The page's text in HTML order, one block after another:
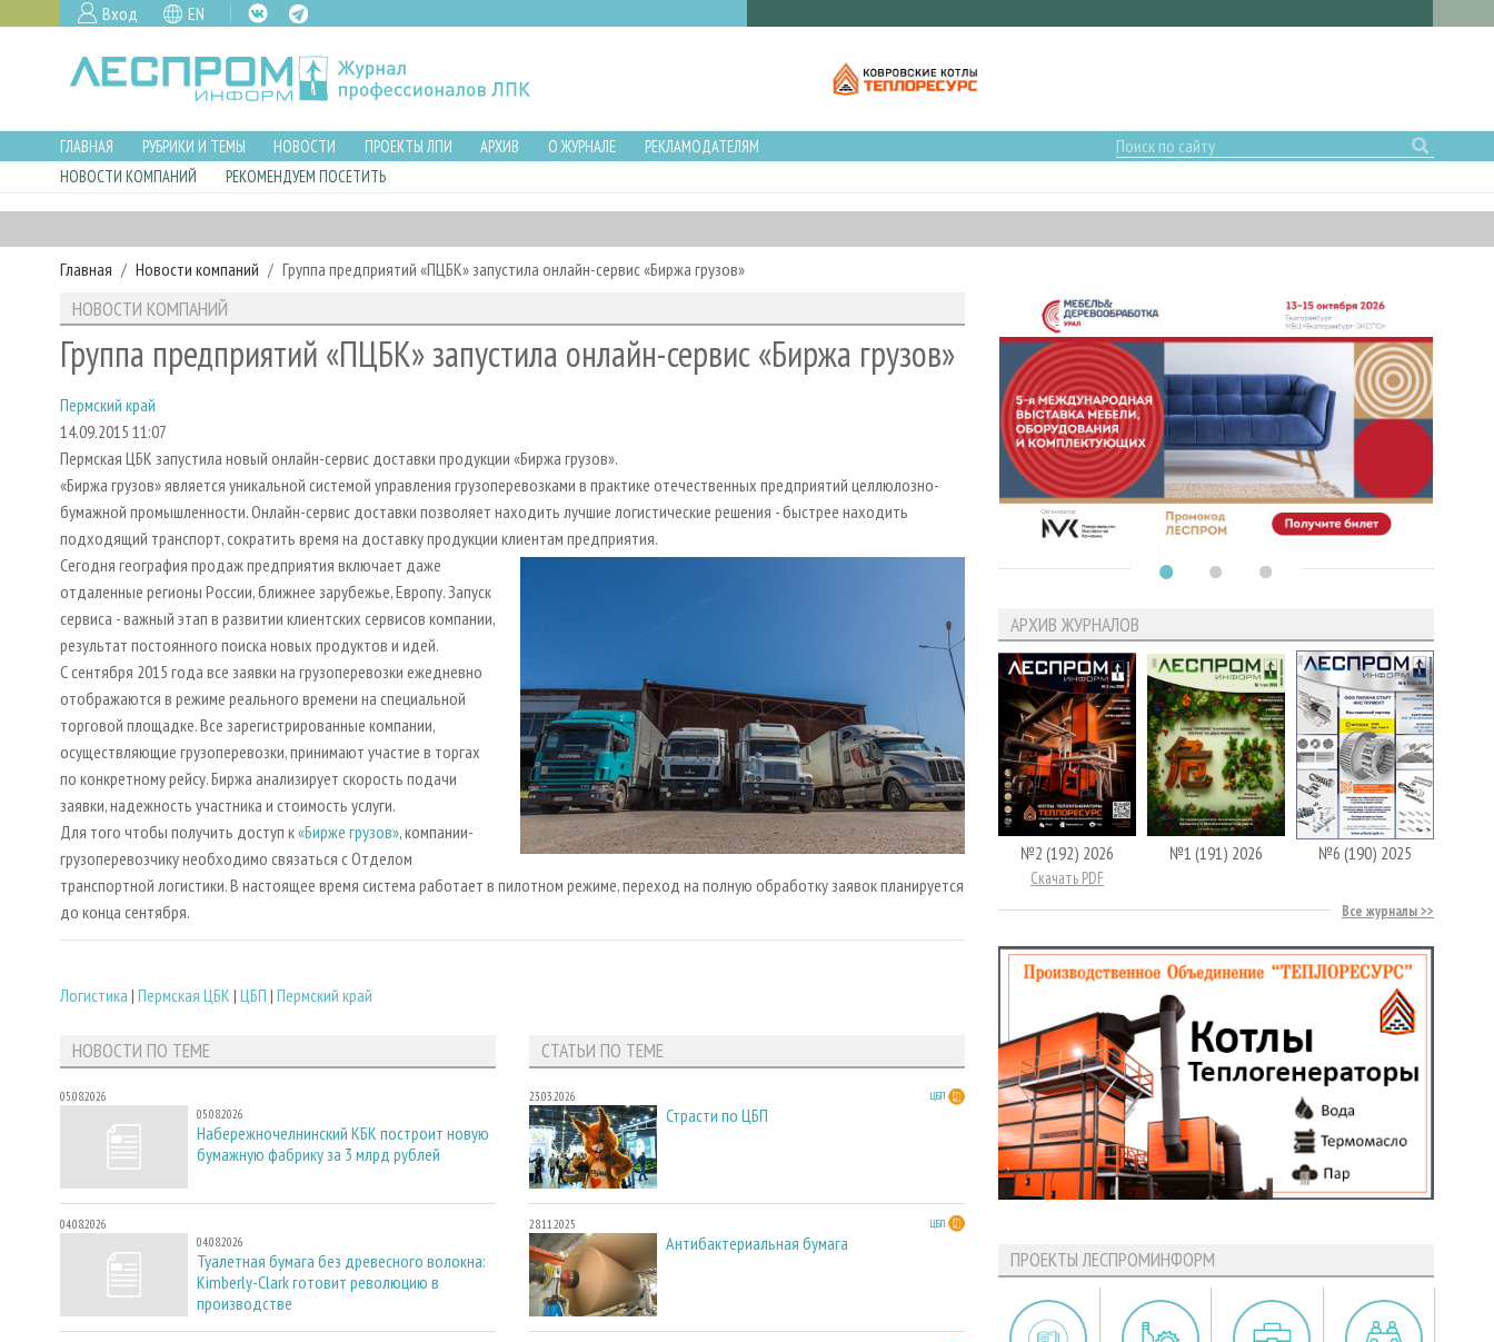
Вход EN
ГЛАВНАЯ РУБРИКИ И ТЕМЫ НОВОСТИ ПРОЕКТЫ ЛПИ АРХИВ О ЖУРНАЛЕ
РЕКЛАМОДАТЕЛЯМ
НОВОСТИ КОМПАНИЙ
РЕКОМЕНДУЕМ ПОСЕТИТЬ
Главная Новости компаний Группа предприятий «ПЦБК» запустила онлайн-сервис «Биржа грузов»
НОВОСТИ КОМПАНИЙ
Группа предприятий «ПЦБК» запустила онлайн-сервис «Биржа грузов»
Пермский край
14.09.2015 11:07
Пермская ЦБК запустила новый онлайн-сервис доставки продукции «Биржа грузов».
«Биржа грузов» является уникальной системой управления грузоперевозками в практике отечественных предприятий целлюлозно-
бумажной промышленности. Онлайн-сервис доставки позволяет находить лучшие логистические решения - быстрее находить
подходящий транспорт, сократить время на доставку продукции клиентам предприятия.
Сегодня география продаж предприятия включает даже
отдаленные регионы России, ближнее зарубежье, Европу. Запуск
сервиса - важный этап в развитии клиентских сервисов компании,
результат постоянного поиска новых продуктов и идей.
С сентября 2015 года все заявки на грузоперевозки ежедневно
отображаются в режиме реального времени на специальной
торговой площадке. Все зарегистрированные компании,
осуществляющие грузоперевозки, принимают участие в торгах
по конкретному рейсу. Биржа анализирует скорость подачи
заявки, надежность участника и стоимость услуги.
Для того чтобы получить доступ к«Бирже грузов», компании-
грузоперевозчику необходимо связаться с Отделом
транспортной логистики. В настоящее время система работает в пилотном режиме, переход на полную обработку заявок планируется
до конца сентября.
Логистика | Пермская ЦБК | ЦБП | Пермский край
НОВОСТИ ПО ТЕМЕ
05.08.2026
05.08.2026
Набережночелнинский КБК построит новую
бумажную фабрику за 3 млрд рублей
04.08.2026
04.08.2026
Туалетная бумага без древесного волокна:
Kimberly-Clark готовит революцию в
производстве
СТАТЬИ ПО ТЕМЕ
23.03.2026 ЦБП
Страсти по ЦБП
28.11.2025 ЦБП
Антибактериальная бумага
АРХИВ ЖУРНАЛОВ
№2 (192) 2026
Скачать PDF
№1 (191) 2026 №6 (190) 2025
Все журналы
ПРОЕКТЫ ЛЕСПРОМИНФОРМ